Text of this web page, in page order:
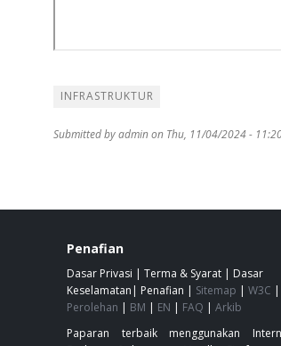
INFRASTRUKTUR
Submitted byadminon Thu, 11/04/2024 -
Penafian
Dasar Privasi | Terma & Syarat | Dasar
Keselamatan | Penafian | Sitemap | W3C |
Perolehan | BM | EN | FAQ | Arkib
Paparan terbaik menggunakan